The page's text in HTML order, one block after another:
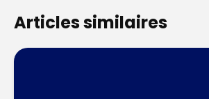
Articles similaires